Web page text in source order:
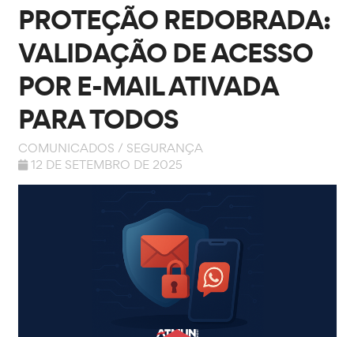
PROTEÇÃO REDOBRADA:
VALIDAÇÃO DE ACESSO
POR E-MAIL ATIVADA
PARA TODOS
COMUNICADOS / SEGURANÇA
12 DE SETEMBRO DE 2025